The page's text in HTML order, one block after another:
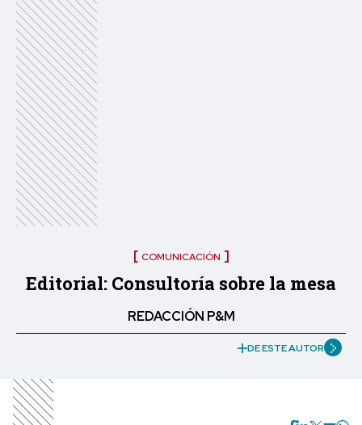
COMUNICACIÓN
Editorial: Consultoría sobre la mesa
REDACCIÓN P&M
DE ESTE AUTOR